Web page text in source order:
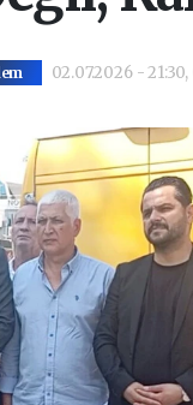
02.07.2026 -